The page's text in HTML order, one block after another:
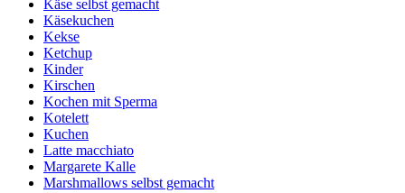
Käse selbst gemacht
Käsekuchen
Kekse
Ketchup
Kinder
Kirschen
Kochen mit Sperma
Kotelett
Kuchen
Latte macchiato
Margarete Kalle
Marshmallows selbst gemacht